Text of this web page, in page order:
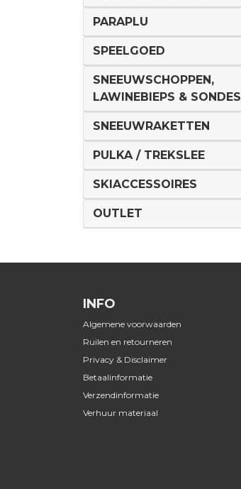
PARAPLU
SPEELGOED
SNEEUWSCHOPPEN,
LAWINEBIEPS & SONDES
SNEEUWRAKETTEN
PULKA / TREKSLEE
SKIACCESSOIRES
OUTLET
INFO
Algemene voorwaarden
Ruilen en retourneren
Privacy & Disclaimer
Betaalinformatie
Verzendinformatie
Verhuur materiaal